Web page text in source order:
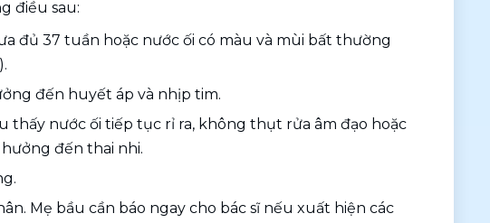
điều sau:
đủ 37 tuần hoặc nước ối có màu và mùi bất thường
đến huyết áp và nhịp tim.
thấy nước ối tiếp tục rỉ ra, không thụt rửa âm đạo hoặc
đến thai nhi.
Mẹ bầu cần báo ngay cho bác sĩ nếu xuất hiện các